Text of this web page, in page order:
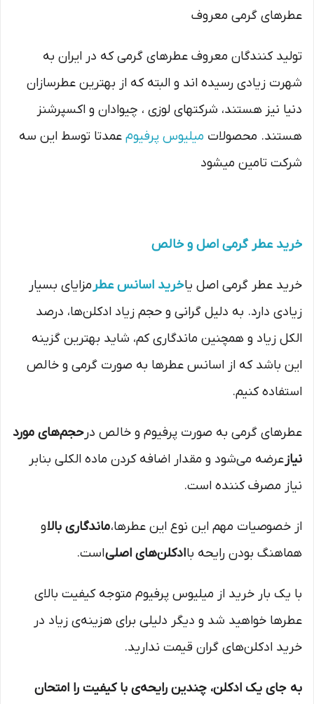
عطرهای گرمی معروف
تولید کنندگان معروف عطرهای گرمی که در ایران به
شهرت زیادی رسیده اند و البته که از بهترین عطرسازان
دنیا نیز هستند، شرکتهای لوزی ، چیوادان و اکسپرشنز
هستند. محصولات میلیوس پرفیوم عمدتا توسط این سه
شرکت تامین میشود
خرید عطر گرمی اصل و خالص
خرید عطر گرمی اصل یاخرید اسانس عطر مزایای بسیار
زیادی دارد. به دلیل گرانی و حجم زیاد ادکلن‌ها، درصد
الکل زیاد و همچنین ماندگاری کم، شاید بهترین گزینه
این باشد که از اسانس عطرها به صورت گرمی و خالص
استفاده کنیم.
عطرهای گرمی به صورت پرفیوم و خالص درحجم‌های مورد
نیاز عرضه می‌شود و مقدار اضافه کردن ماده الکلی بنابر
نیاز مصرف کننده است.
از خصوصیات مهم این نوع این عطرها،ماندگاری بالاو
هماهنگ بودن رایحه باادکلن‌های اصلیاست.
با یک بار خرید از میلیوس پرفیوم متوجه کیفیت بالای
عطرها خواهید شد و دیگر دلیلی برای هزینه‌ی زیاد در
خرید ادکلن‌های گران قیمت ندارید.
به جای یک ادکلن، چندین رایحه‌ی با کیفیت را امتحان